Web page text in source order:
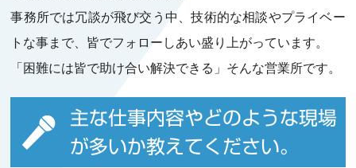
事務所では冗談が飛び交う中、技術的な相談やプライベー
トな事まで、皆でフォローしあい盛り上がっています。
「困難には皆で助け合い解決できる」そんな営業所です。
主な仕事内容やどのような現場
が多いか教えてください。